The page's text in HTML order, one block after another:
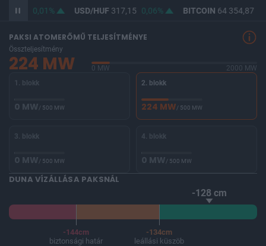
365,44 0,01% USD/HUF317,15 0,06% BITCOIN64 354,87
PAKSI ATOMERŐMŰ TELJESÍTMÉNYE
Összteljesítmény
224 MW 0 MW
2000 MW
1. blokk
0 MW/ 500 MW
2. blokk
224 MW/ 500 MW
3. blokk
0 MW/ 500 MW
4. blokk
0 MW/ 500 MW
DUNA VÍZÁLLÁSA PAKSNÁL
-128 cm
-144cm
biztonsági határ
-134cm
leállási küszöb